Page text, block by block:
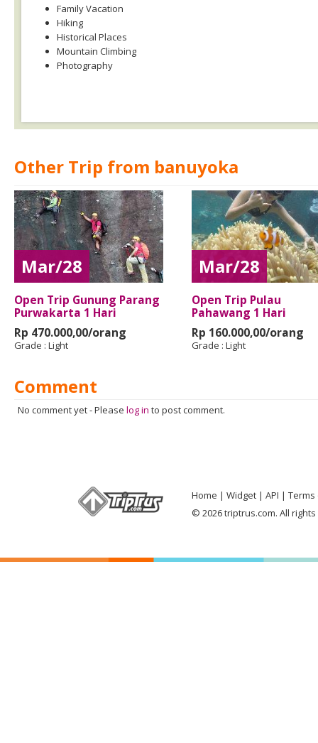
Family Vacation
Hiking
Historical Places
Mountain Climbing
Photography
Other Trip from banuyoka
Mar/28
Open Trip Gunung Parang
Purwakarta 1 Hari
Rp 470.000,00/orang
Grade : Light
Mar/28
Open Trip Pulau
Pahawang 1 Hari
Rp 160.000,00/orang
Grade : Light
Comment
No comment yet-Please log in to post comment.
Home Widget API
Terms
© 2026 triptrus.com. All